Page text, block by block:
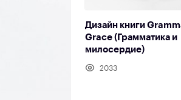
Дизайн книги
Grace (Грамматика и
милосердие)
2033